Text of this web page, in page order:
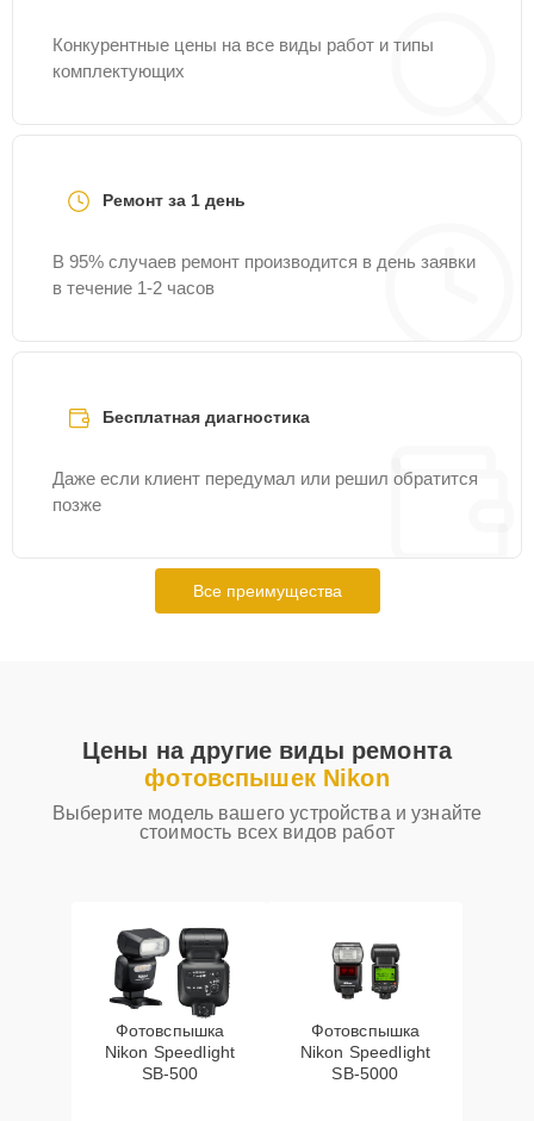
Конкурентные цены на все виды работ и типы
комплектующих
Ремонт за 1 день
В 95% случаев ремонт производится в день заявки
в течение 1-2 часов
Бесплатная диагностика
Даже если клиент передумал или решил обратится
позже
Все преимущества
Цены на другие виды ремонта
фотовспышек Nikon
Выберите модель вашего устройства и узнайте
стоимость всех видов работ
Фотовспышка
Nikon Speedlight
SB-500
Фотовспышка
Nikon Speedlight
SB-5000